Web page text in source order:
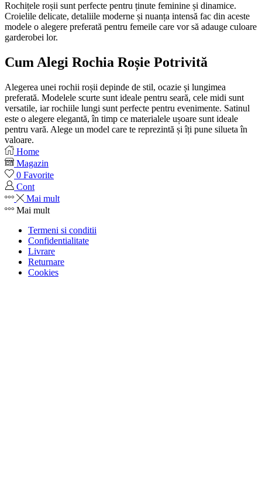
Rochițele roșii sunt perfecte pentru ținute feminine și dinamice.
Croielile delicate, detaliile moderne și nuanța intensă fac din aceste
modele o alegere preferată pentru femeile care vor să adauge culoare
garderobei lor.
Cum Alegi Rochia Roșie Potrivită
Alegerea unei rochii roșii depinde de stil, ocazie și lungimea
preferată. Modelele scurte sunt ideale pentru seară, cele midi sunt
versatile, iar rochiile lungi sunt perfecte pentru evenimente. Satinul
este o alegere elegantă, în timp ce materialele ușoare sunt ideale
pentru vară. Alege un model care te reprezintă și îți pune silueta în
valoare.
Home
Magazin
0 Favorite
Cont
Mai mult
Mai mult
Termeni si conditii
Confidentialitate
Livrare
Returnare
Cookies